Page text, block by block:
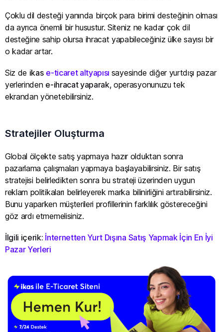
Çoklu dil desteği yanında birçok para birimi desteğinin olması
da ayrıca önemli bir husustur. Siteniz ne kadar çok dil
desteğine sahip olursa ihracat yapabileceğiniz ülke sayısı bir
o kadar artar.
Siz de ikas e-ticaret altyapısı sayesinde diğer yurtdışı pazar
yerlerinden e-ihracat yaparak, operasyonunuzu tek
ekrandan yönetebilirsiniz.
Stratejiler Oluşturma
Global ölçekte satış yapmaya hazır olduktan sonra
pazarlama çalışmaları yapmaya başlayabilirsiniz. Bir satış
stratejisi belirledikten sonra bu strateji üzerinden uygun
reklam politikaları belirleyerek marka bilinirliğini artırabilirsiniz.
Bunu yaparken müşterileri profillerinin farklılık göstereceğini
göz ardı etmemelisiniz.
İlgili içerik: İnternetten Yurt Dışına Satış Yapmak İçin En İyi
Pazar Yerleri